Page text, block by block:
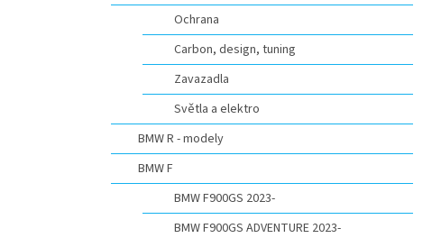
Ochrana
Carbon, design, tuning
Zavazadla
Světla a elektro
BMW R - modely
BMW F
BMW F900GS 2023-
BMW F900GS ADVENTURE 2023-